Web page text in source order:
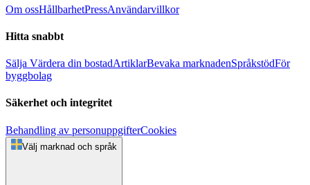
Om ossHållbarhetPressAnvändarvillkor
Hitta snabbt
Sälja Värdera din bostadArtiklarBevaka marknadenSpråkstödFör
byggbolag
Säkerhet och integritet
Behandling av personuppgifterCookies
Välj marknad och språk